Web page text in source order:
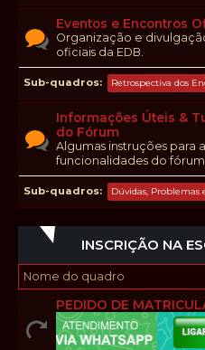
Eventos e Encontros
Organização e
oficiais da EDB.
Sub-quadros Retrospectiva dos
Informações Úteis &
do Fórum
Algumas instruções para
funcionalidades do
Sub-quadros Dúvidas, Problemas
INSCRIÇÃO NA
Nome do quadro
PEDIDO DE